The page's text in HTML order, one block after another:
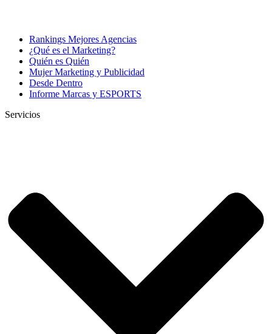
Rankings Mejores Agencias
¿Qué es el Marketing?
Quién es Quién
Mujer Marketing y Publicidad
Desde Dentro
Informe Marcas y ESPORTS
Servicios